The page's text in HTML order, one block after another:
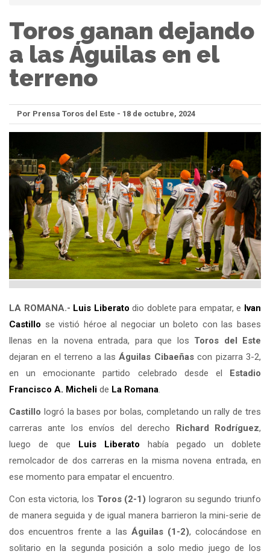
Toros ganan dejando
a las Águilas en el
terreno
Por Prensa Toros del Este - 18 de octubre, 2024
LA ROMANA.- Luis Liberato dio doblete para empatar, e Ivan
Castillo se vistió héroe al negociar un boleto con las bases
llenas en la novena entrada, para que los Toros del Este
dejaran en el terreno a lasÁguilas Cibaeñascon pizarra 3-2,
en un emocionante partido celebrado desde el Estadio
Francisco A. Micheli de La Romana
Castillo logró la bases por bolas, completando un rally de tres
carreras ante los envíos del derecho Richard Rodríguez,
luego de que Luis Liberato había pegado un doblete
remolcador de dos carreras en la misma novena entrada, en
ese momento para empatar el encuentro.
Con esta victoria, los Toros (2-1) lograron su segundo triunfo
de manera seguida y de igual manera barrieron la mini-serie de
dos encuentros frente a las Águilas (1-2), colocándose en
solitario en la segunda posición a solo medio juego de los